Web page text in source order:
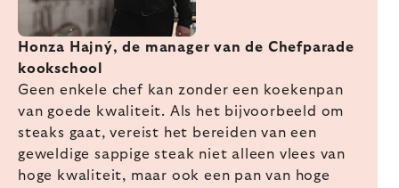
Honza Hajný, de manager van de Chefparade
kookschool
Geen enkele chef kan zonder een koekenpan
van goede kwaliteit. Als het bijvoorbeeld om
steaks gaat, vereist het bereiden van een
geweldige sappige steak niet alleen vlees van
hoge kwaliteit, maar ook een pan van hoge